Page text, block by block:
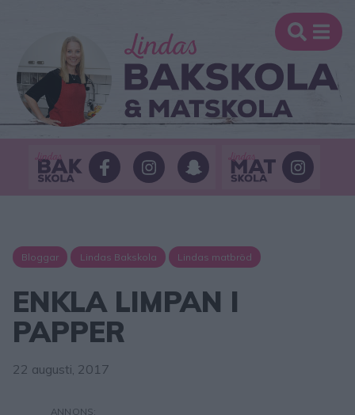
Bloggar Lindas Bakskola Lindas matbröd
ENKLA LIMPAN I
PAPPER
22 augusti, 2017